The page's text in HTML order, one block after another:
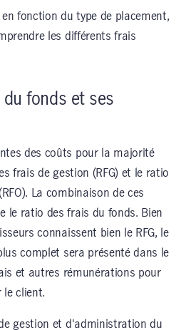
fonction du type de placement,
les différents frais
fonds et ses
des coûts pour la majorité
frais de gestion (RFG) et le ratio
La combinaison de ces
le ratio des frais du fonds. Bien
connaissent bien le RFG, le
complet sera présenté dans le
et autres rémunérations pour
le client.
de gestion et d'administration du